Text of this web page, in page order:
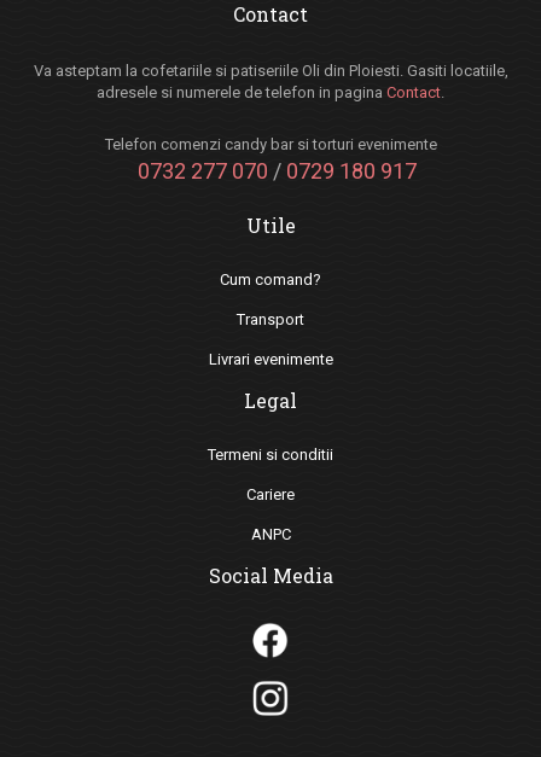
Contact
Va asteptam la cofetariile si patiseriile Oli din Ploiesti. Gasiti locatiile,
adresele si numerele de telefon in pagina Contact.
Telefon comenzi candy bar si torturi evenimente
0732 277 070 / 0729 180 917
Utile
Cum comand?
Transport
Livrari evenimente
Legal
Termeni si conditii
Cariere
ANPC
Social Media